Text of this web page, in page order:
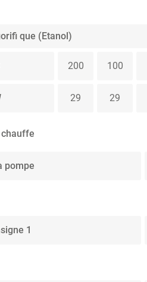
que (Etanol)
200 100
29 29
chauffe
pompe
1